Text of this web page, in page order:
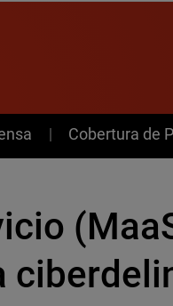
Cobertura de